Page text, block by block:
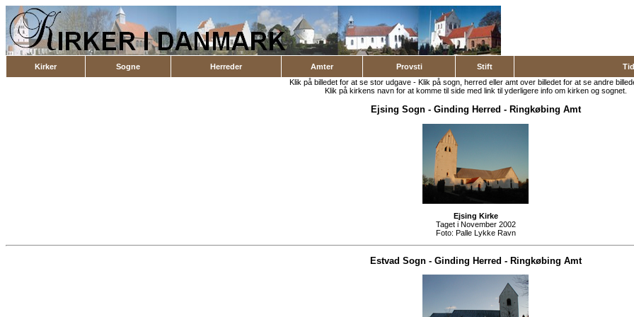
Kirker Sogne Herreder Amter Provsti Stift
Klik på billedet for at se stor udgave - Klik på sogn, herred eller amt over billedet for at se andre
Klik på kirkens navn for at komme til side med link til yderligere info om kirken og sognet.
Ejsing Sogn- Ginding Herred - Ringkøbing Amt
Ejsing Kirke
Taget i November 2002
Foto: Palle Lykke Ravn
Estvad Sogn- Ginding Herred - Ringkøbing Amt